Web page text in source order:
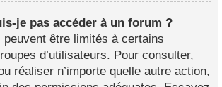
je pas accéder à un forum ?
peuvent être limités à certains
d’utilisateurs. Pour consulter,
réaliser n’importe quelle autre action,